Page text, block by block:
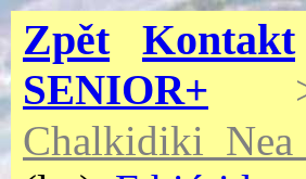
Zpět Kontakt
SENIOR+